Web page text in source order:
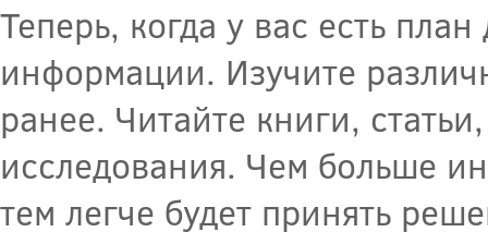
Теперь, когда у вас есть
информации. Изучите
ранее. Читайте книги,
исследования. Чем больше
тем легче будет принять